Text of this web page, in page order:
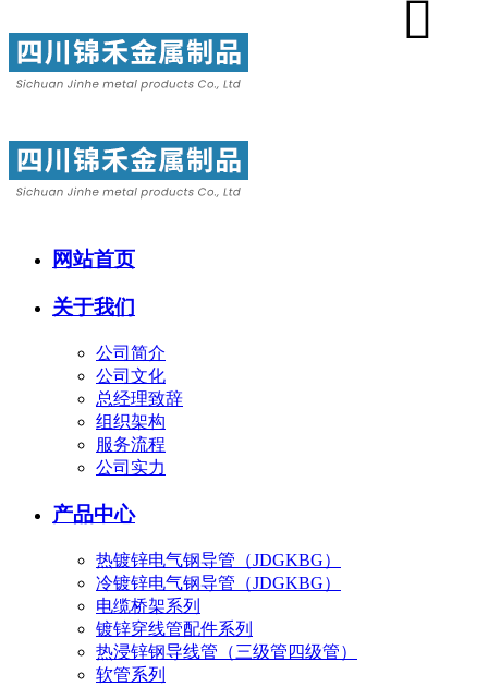
网站首页
关于我们
公司简介
公司文化
总经理致辞
组织架构
服务流程
公司实力
产品中心
热镀锌电气钢导管（JDGKBG）
冷镀锌电气钢导管（JDGKBG）
电缆桥架系列
镀锌穿线管配件系列
热浸锌钢导线管（三级管四级管）
软管系列